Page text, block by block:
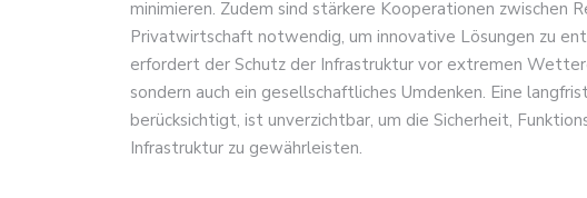
minimieren. Zudem sind stärkere Kooperationen zwischen
Privatwirtschaft notwendig, um innovative Lösungen zu
erfordert der Schutz der Infrastruktur vor extremen
sondern auch ein gesellschaftliches Umdenken. Eine
berücksichtigt, ist unverzichtbar, um die Sicherheit,
Infrastruktur zu gewährleisten.